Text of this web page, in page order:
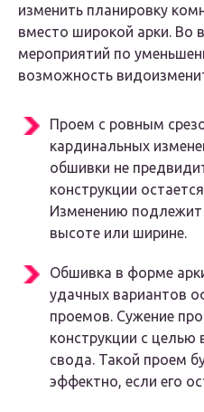
изменить планировку
вместо широкой арки. Во
мероприятий по
возможность
Проем с ровным
кардинальных
обшивки не
конструкции
Изменению подлежит
высоте или ширине.
Обшивка в форме
удачных вариантов
проемов. Сужение
конструкции с целью
свода. Такой проем
эффектно, если его